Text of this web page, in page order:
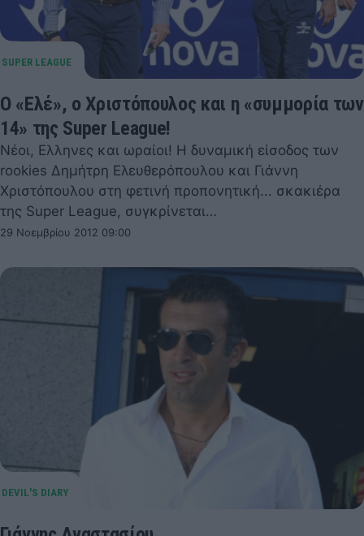
O «Ελέ», ο Χριστόπουλος και η «συμμορία των
14» της Super League!
Νέοι, Ελληνες και ωραίοι! Η δυναμική είσοδος των
rookies Δημήτρη Ελευθερόπουλου και Γιάννη
Χριστόπουλου στη φετινή προπονητική... σκακιέρα
της Super League, συγκρίνεται…
29 Νοεμβρίου 2012 09:00